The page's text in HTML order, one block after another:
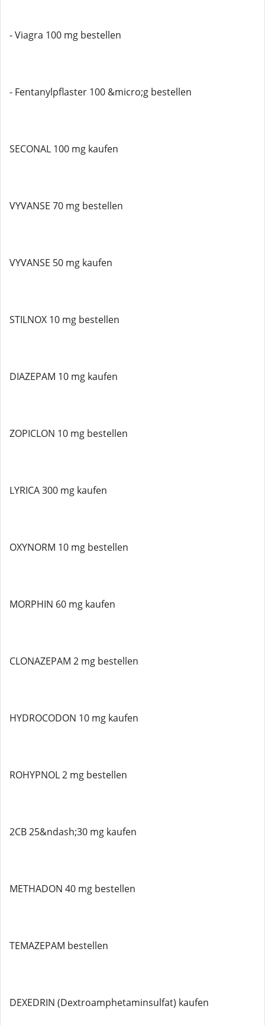
- Viagra 100 mg bestellen
- Fentanylpflaster 100 &micro;g bestellen
SECONAL 100 mg kaufen
VYVANSE 70 mg bestellen
VYVANSE 50 mg kaufen
STILNOX 10 mg bestellen
DIAZEPAM 10 mg kaufen
ZOPICLON 10 mg bestellen
LYRICA 300 mg kaufen
OXYNORM 10 mg bestellen
MORPHIN 60 mg kaufen
CLONAZEPAM 2 mg bestellen
HYDROCODON 10 mg kaufen
ROHYPNOL 2 mg bestellen
2CB 25&ndash;30 mg kaufen
METHADON 40 mg bestellen
TEMAZEPAM bestellen
DEXEDRIN (Dextroamphetaminsulfat) kaufen